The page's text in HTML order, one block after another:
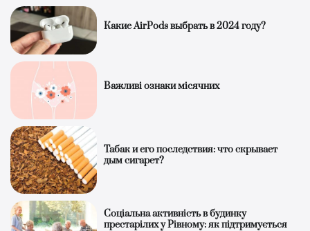
Какие AirPods выбрать в 2024 году?
Важливі ознаки місячних
Табак и его последствия: что скрывает
дым сигарет?
Соціальна активність в будинку
престарілих у Рівному: як підтримується